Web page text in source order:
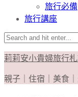
旅行必備
旅行講座
莉莉安小貴婦旅行
親子｜住宿｜美食